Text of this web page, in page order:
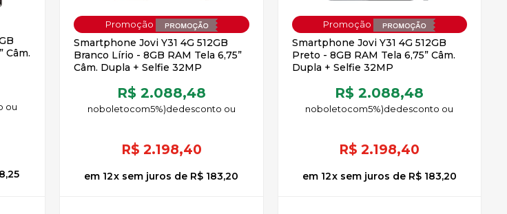
Câm.
Smartphone Jovi Y31 4G 512GB
Branco Lírio - 8GB RAM Tela 6,75”
Câm. Dupla + Selfie 32MP
R$ 2.088,48
de
5%)
noboleto
R$ 2.198,40
12x de R$ 183,20
sem juros
Smartphone Jovi Y31 4G 512GB
Preto - 8GB RAM Tela 6,75” Câm.
Dupla + Selfie 32MP
R$ 2.088,48
de
5%)
noboleto
R$ 2.198,40
12x de R$ 183,20
sem juros